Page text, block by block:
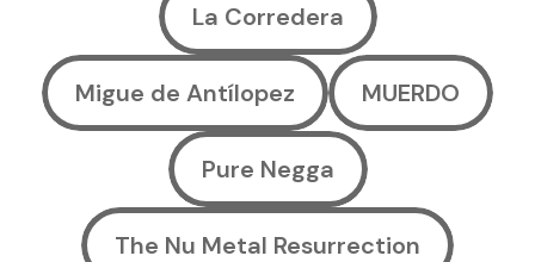
La Corredera
Migue de Antílopez MUERDO
Pure Negga
The Nu Metal Resurrection